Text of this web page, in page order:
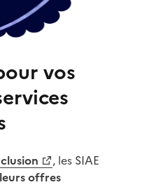
vos
, les SIAE
offres